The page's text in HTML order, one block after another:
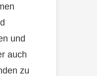
und
auch
zu